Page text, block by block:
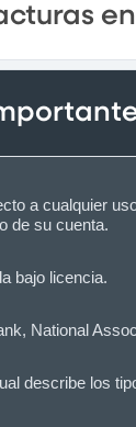
a cualquier
de su cuenta.
bajo licencia.
National
describe los